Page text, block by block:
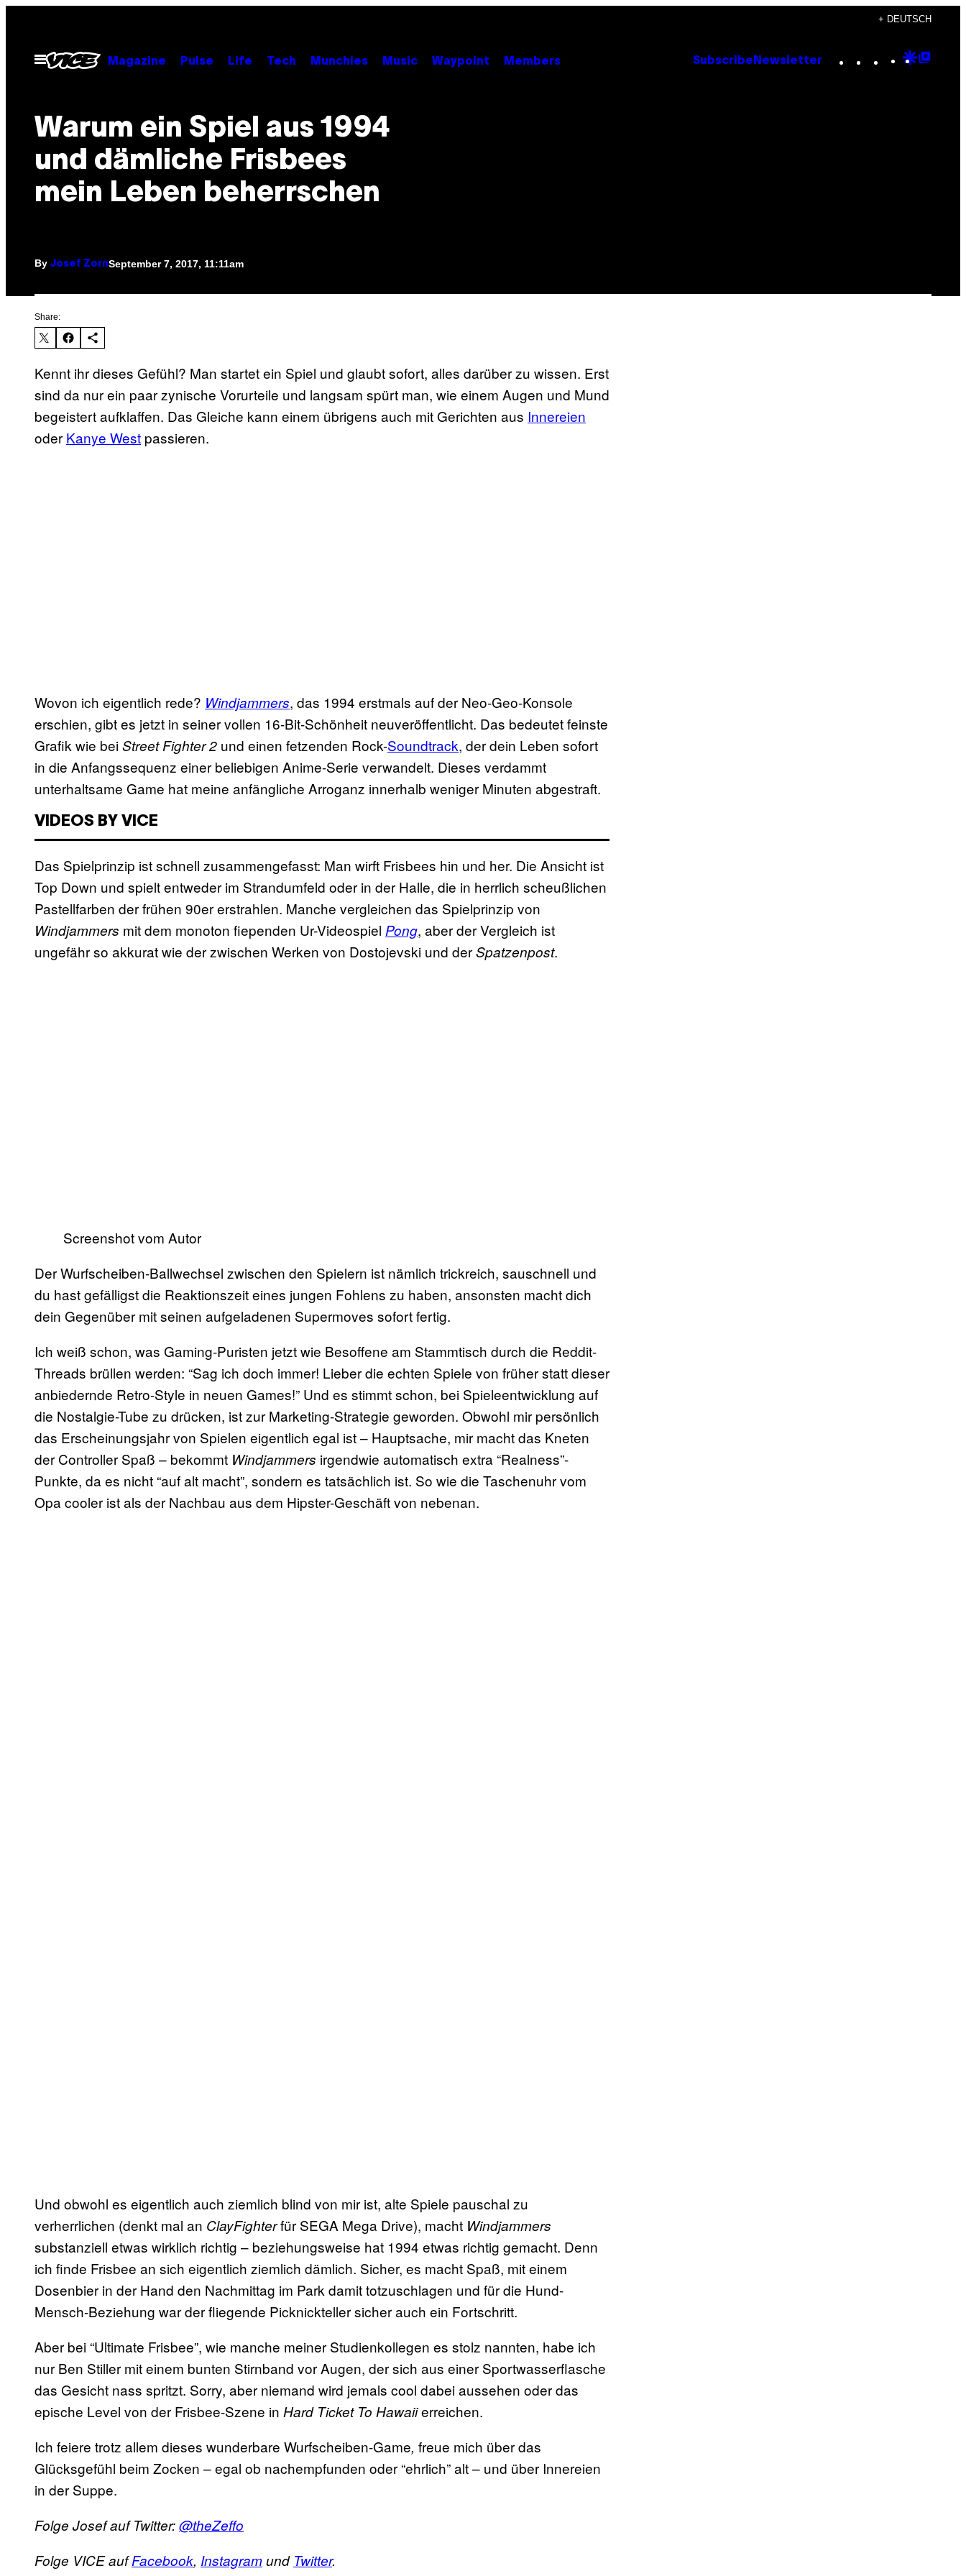
content
+ DEUTSCH
Open
Menu
Magazine Pulse Life Tech Munchies Music Waypoint Members Subscribe Newsletter Instagram
TikTok
YouTube
Google
Warum ein Spiel aus 1994
und dämliche Frisbees
mein Leben beherrschen
By Josef ZornSeptember 7, 2017, 11:11am
Share:
Kennt ihr dieses Gefühl? Man startet ein Spiel und glaubt sofort, alles darüber zu wissen. Erst
sind da nur ein paar zynische Vorurteile und langsam spürt man, wie einem Augen und Mund
begeistert aufklaffen. Das Gleiche kann einem übrigens auch mit Gerichten aus Innereien
oder Kanye West passieren.
Wovon ich eigentlich rede? Windjammers, das 1994 erstmals auf der Neo-Geo-Konsole
erschien, gibt es jetzt in seiner vollen 16-Bit-Schönheit neuveröffentlicht. Das bedeutet feinste
Grafik wie beiStreet Fighter 2 und einen fetzenden Rock-Soundtrack, der dein Leben sofort
in die Anfangssequenz einer beliebigen Anime-Serie verwandelt. Dieses verdammt
unterhaltsame Game hat meine anfängliche Arroganz innerhalb weniger Minuten abgestraft.
VIDEOS BY VICE
Das Spielprinzip ist schnell zusammengefasst: Man wirft Frisbees hin und her. Die Ansicht ist
Top Down und spielt entweder im Strandumfeld oder in der Halle, die in herrlich scheußlichen
Pastellfarben der frühen 90er erstrahlen. Manche vergleichen das Spielprinzip von
Windjammers mit dem monoton fiependen Ur-Videospiel Pong, aber der Vergleich ist
ungefähr so akkurat wie der zwischen Werken von Dostojevski und derSpatzenpost.
Screenshot vom Autor
Der Wurfscheiben-Ballwechsel zwischen den Spielern ist nämlich trickreich, sauschnell und
du hast gefälligst die Reaktionszeit eines jungen Fohlens zu haben, ansonsten macht dich
dein Gegenüber mit seinen aufgeladenen Supermoves sofort fertig.
Ich weiß schon, was Gaming-Puristen jetzt wie Besoffene am Stammtisch durch die Reddit-
Threads brüllen werden: “Sag ich doch immer! Lieber die echten Spiele von früher statt dieser
anbiedernde Retro-Style in neuen Games!” Und es stimmt schon, bei Spieleentwicklung auf
die Nostalgie-Tube zu drücken, ist zur Marketing-Strategie geworden. Obwohl mir persönlich
das Erscheinungsjahr von Spielen eigentlich egal ist – Hauptsache, mir macht das Kneten
der Controller Spaß – bekommt Windjammers irgendwie automatisch extra “Realness”-
Punkte, da es nicht “auf alt macht”, sondern es tatsächlich ist. So wie die Taschenuhr vom
Opa cooler ist als der Nachbau aus dem Hipster-Geschäft von nebenan.
Und obwohl es eigentlich auch ziemlich blind von mir ist, alte Spiele pauschal zu
verherrlichen (denkt mal an ClayFighterfür SEGA Mega Drive), macht Windjammers
substanziell etwas wirklich richtig – beziehungsweise hat 1994 etwas richtig gemacht. Denn
ich finde Frisbee an sich eigentlich ziemlich dämlich. Sicher, es macht Spaß, mit einem
Dosenbier in der Hand den Nachmittag im Park damit totzuschlagen und für die Hund-
Mensch-Beziehung war der fliegende Picknickteller sicher auch ein Fortschritt.
Aber bei “Ultimate Frisbee”, wie manche meiner Studienkollegen es stolz nannten, habe ich
nur Ben Stiller mit einem bunten Stirnband vor Augen, der sich aus einer Sportwasserflasche
das Gesicht nass spritzt. Sorry, aber niemand wird jemals cool dabei aussehen oder das
epische Level von der Frisbee-Szene in Hard Ticket To Hawaiierreichen.
Ich feiere trotz allem dieses wunderbare Wurfscheiben-Game, freue mich über das
Glücksgefühl beim Zocken – egal ob nachempfunden oder “ehrlich” alt – und über Innereien
in der Suppe.
Folge Josef auf Twitter:@theZeffo
Folge VICE aufFacebook, Instagramund Twitter.